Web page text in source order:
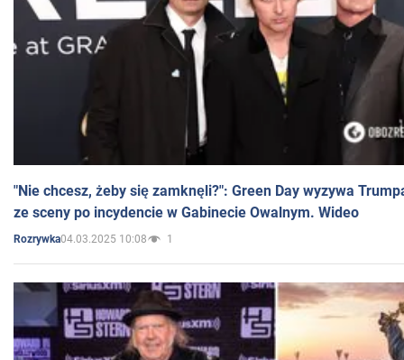
"Nie chcesz, żeby się zamknęli?": Green Day wyzywa
ze sceny po incydencie w Gabinecie Owalnym. Wideo
Rozrywka04.03.2025 10:08 1